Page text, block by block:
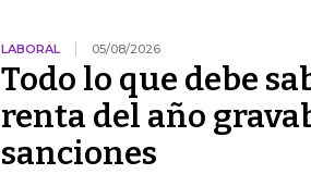
LABORAL 05/08/2026
Todo lo que debe
renta del año
sanciones